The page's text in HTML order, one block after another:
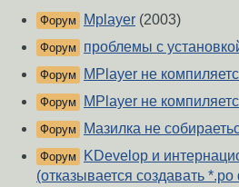
Форум Mplayer (2003)
Форум проблемы с
Форум MPlayer не
Форум MPlayer не
Форум Мазилка не
Форум
KDevelop и
(отказывается создавать